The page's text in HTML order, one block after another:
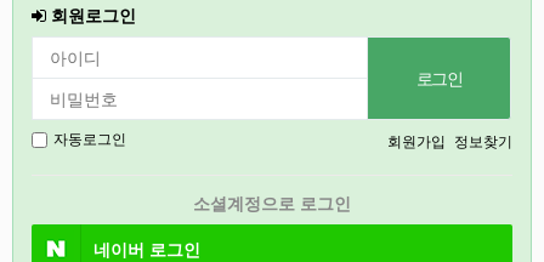
2026
인천
충북
회원로그인
자동로그인 회원가입 정보찾기
소셜계정으로 로그인
네이버 로그인